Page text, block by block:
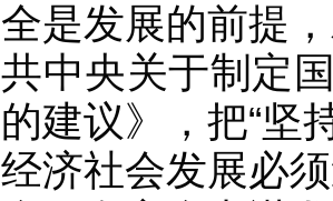
全是发展的前提
共中央关于制定
的建议》，把“坚
经济社会发展必